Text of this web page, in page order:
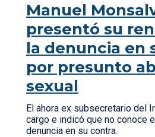
Manuel
presentó su
la denuncia en
por presunto
sexual
El ahora ex subsecretario del
cargo e indicó que no conoce
denuncia en su contra.